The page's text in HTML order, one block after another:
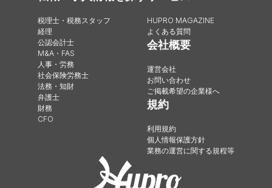
税理士・税務スタッフ
経理
公認会計士
M&A・FAS
人事・労務
社会保険労務士
法務・知財
弁護士
財務
CFO
HUPRO MAGAZINE
よくある質問
会社概要
運営会社
お問い合わせ
ご掲載希望の企業様へ
規約
利用規約
個人情報保護方針
業務の運営に関する規程等